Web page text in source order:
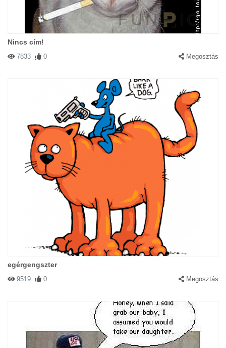
Nincs cím!
7833 0 Megosztás
egérgengszter
9519 0 Megosztás